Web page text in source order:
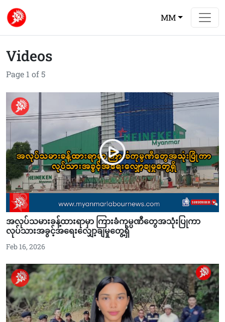
MM
Videos
Page 1 of 5
အလုပ်သမားခန့်ထားရာမှာ ကြားခံကုမ္ပဏီတွေအသုံးပြုကာ
လုပ်သားအခွင့်အရေးလျှော့ချမှုတွေ့ရှိ
Feb 16, 2026